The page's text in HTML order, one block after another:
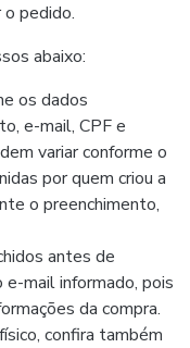
o pedido.
abaixo:
os dados
e-mail, CPF e
variar conforme o
por quem criou a
o preenchimento,
antes de
e-mail informado, pois
da compra.
confira também